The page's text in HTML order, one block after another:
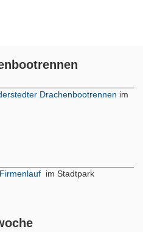
Drachenbootrennen im
im Stadtpark